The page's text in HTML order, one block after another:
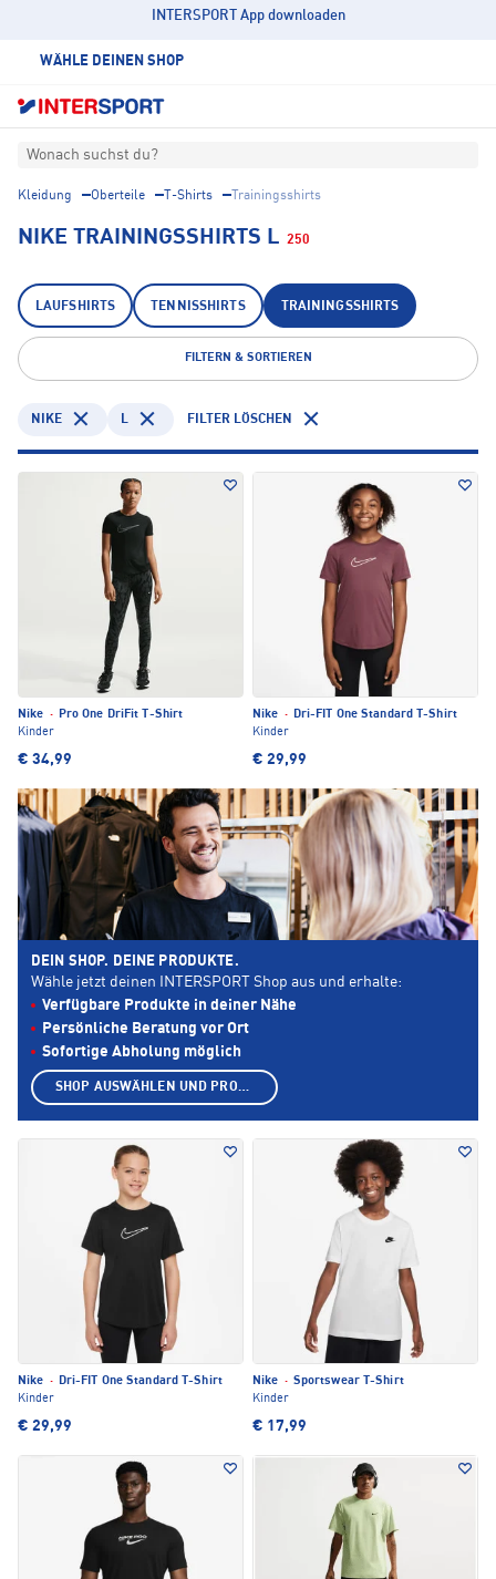
INTERSPORT App downloaden
WÄHLE DEINEN SHOP
Wonach suchst du?
Kleidung Oberteile T-Shirts Trainingsshirts
NIKE TRAININGSSHIRTS L 250
LAUFSHIRTS TENNISSHIRTS TRAININGSSHIRTS
FILTERN & SORTIEREN
NIKE L FILTER LÖSCHEN
Nike ·
Pro One DriFit T-Shirt
Kinder
€ 34,99
Nike ·
Dri-FIT One Standard T-Shirt
Kinder
€ 29,99
Nike · Dri-FIT One Standard T-Shirt
Kinder
€ 29,99
Nike · Sportswear T-Shirt
Kinder
€ 17,99
DEIN SHOP. DEINE PRODUKTE.
Wähle jetzt deinen INTERSPORT Shop aus und erhalte:
Verfügbare Produkte in deiner Nähe
Persönliche Beratung vor Ort
Sofortige Abholung möglich
SHOP AUSWÄHLEN UND PRODUKTE ANZEIGEN